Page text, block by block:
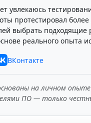
увлекаюсь
протестировал
выбрать
реального опыта
ВКонтакте
на личном
ПО — только